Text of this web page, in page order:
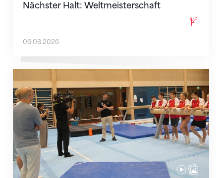
Nächster Halt: Weltmeisterschaft
06.08.2026
Mit klaren Zielen nach Zagreb